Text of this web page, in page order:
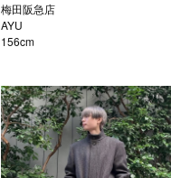
梅田阪急店
AYU
156cm